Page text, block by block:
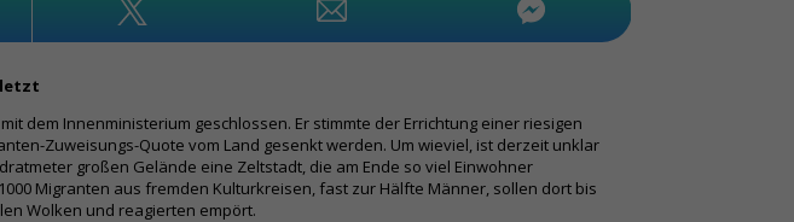
dem Innenministerium geschlossen. Er stimmte der Errichtung einer riesigen
Zuweisungs-Quote vom Land gesenkt werden. Um wieviel, ist derzeit unklar
großen Gelände eine Zeltstadt, die am Ende so viel Einwohner
Migranten aus fremden Kulturkreisen, fast zur Hälfte Männer, sollen dort bis
Wolken und reagierten empört.